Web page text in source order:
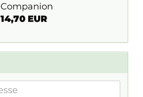
Companion
14,70 EUR